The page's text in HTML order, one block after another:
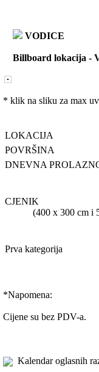
VODICE
Billboard lokacija -
* klik na sliku za max
LOKACIJA
POVRŠINA
DNEVNA
CJENIK
(400 x 300 cm i
Prva kategorija
*Napomena:
Cijene su bez PDV-a.
Kalendar oglasnih